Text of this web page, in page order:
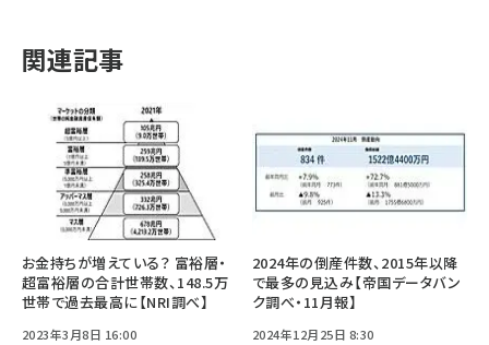
関連記事
お金持ちが増えている？ 富裕層・
超富裕層の合計世帯数、148.5万
世帯で過去最高に【NRI調べ】
2023年3月8日 16:00
2024年の倒産件数、2015年以降
で最多の見込み【帝国データバン
ク調べ・11月報】
2024年12月25日 8:30